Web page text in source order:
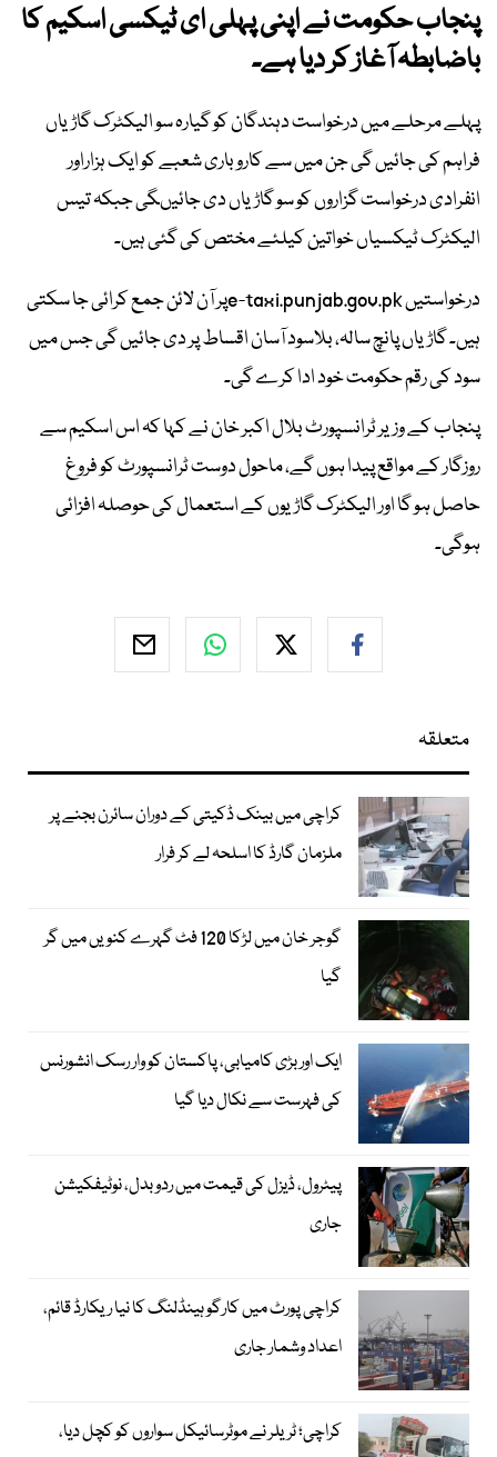
پنجاب حکومت نے اپنی پہلی ای ٹیکسی اسکیم کا
باضابطہ آغاز کر دیا ہے۔
پہلے مرحلے میں درخواست دہندگان کو گیارہ سو الیکٹرک گاڑیاں
فراہم کی جائیں گی جن میں سے کاروباری شعبے کو ایک ہزاراور
انفرادی درخواست گزاروں کو سو گاڑیاں دی جائیںگی جبکہ تیس
الیکٹرک ٹیکسیاں خواتین کیلئے مختص کی گئی ہیں۔
درخواستیں e-taxi.punjab.gov.pkپر آن لائن جمع کرائی جا سکتی
ہیں۔ گاڑیاں پانچ سالہ، بلاسود آسان اقساط پر دی جائیں گی جس میں
سود کی رقم حکومت خود ادا کرے گی۔
پنجاب کے وزیر ٹرانسپورٹ بلال اکبر خان نے کہا کہ اس اسکیم سے
روزگار کے مواقع پیدا ہوں گے، ماحول دوست ٹرانسپورٹ کو فروغ
حاصل ہو گا اور الیکٹرک گاڑیوں کے استعمال کی حوصلہ افزائی
ہوگی۔
متعلقہ
کراچی میں بینک ڈکیتی کے دوران سائرن بجنے پر
ملزمان گارڈ کا اسلحہ لے کر فرار
گوجر خان میں لڑکا 120 فٹ گہرے کنویں میں گر
گیا
ایک اور بڑی کامیابی، پاکستان کو وار رسک انشورنس
کی فہرست سے نکال دیا گیا
پیٹرول، ڈیزل کی قیمت میں ردوبدل، نوٹیفکیشن
جاری
کراچی پورٹ میں کارگو ہینڈلنگ کا نیا ریکارڈ قائم،
اعداد وشمار جاری
کراچی؛ ٹریلر نے موٹرسائیکل سواروں کو کچل دیا،